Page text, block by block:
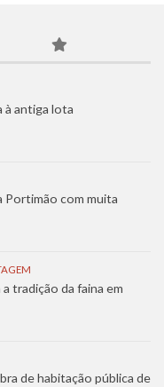
antiga lota
Portimão com muita
tradição da faina em
de habitação pública de